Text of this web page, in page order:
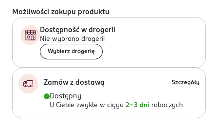
Możliwości zakupu produktu
Dostępność w drogerii
Nie wybrano drogerii
Wybierz drogerię
Zamów z dostawą Szczegóły
Dostępny
U Ciebie zwykle w ciągu 2-3 dni roboczych